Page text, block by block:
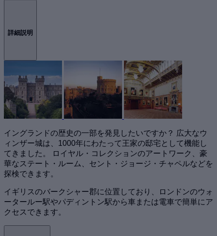
詳細説明
イングランドの歴史の一部を発見したいですか？ 広大なウ
ィンザー城は、1000年にわたって王家の邸宅として機能し
てきました。 ロイヤル・コレクションのアートワーク、豪
華なステート・ルーム、セント・ジョージ・チャペルなどを
探検できます。
イギリスのバークシャー郡に位置しており、ロンドンのウォ
ータールー駅やパディントン駅から車または電車で簡単にア
クセスできます。